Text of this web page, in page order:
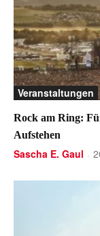
Veranstaltungen
Rock am Ring:
Aufstehen
Sascha E. Gaul -